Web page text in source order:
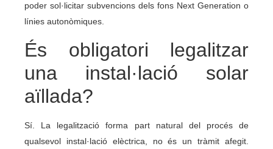
poder sol·licitar subvencions dels fons Next Generation o
línies autonòmiques.
És obligatori legalitzar
una instal·lació solar
aïllada?
Sí. La legalització forma part natural del procés de
qualsevol instal·lació elèctrica, no és un tràmit afegit.